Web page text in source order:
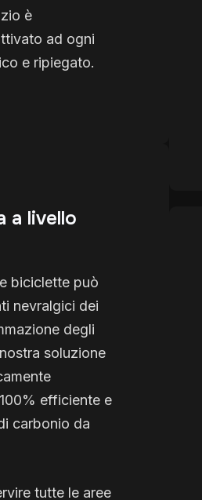
è
ad ogni
e ripiegato.
a livello
biciclette può
nevralgici dei
degli
soluzione
efficiente e
carbonio da
tutte le aree